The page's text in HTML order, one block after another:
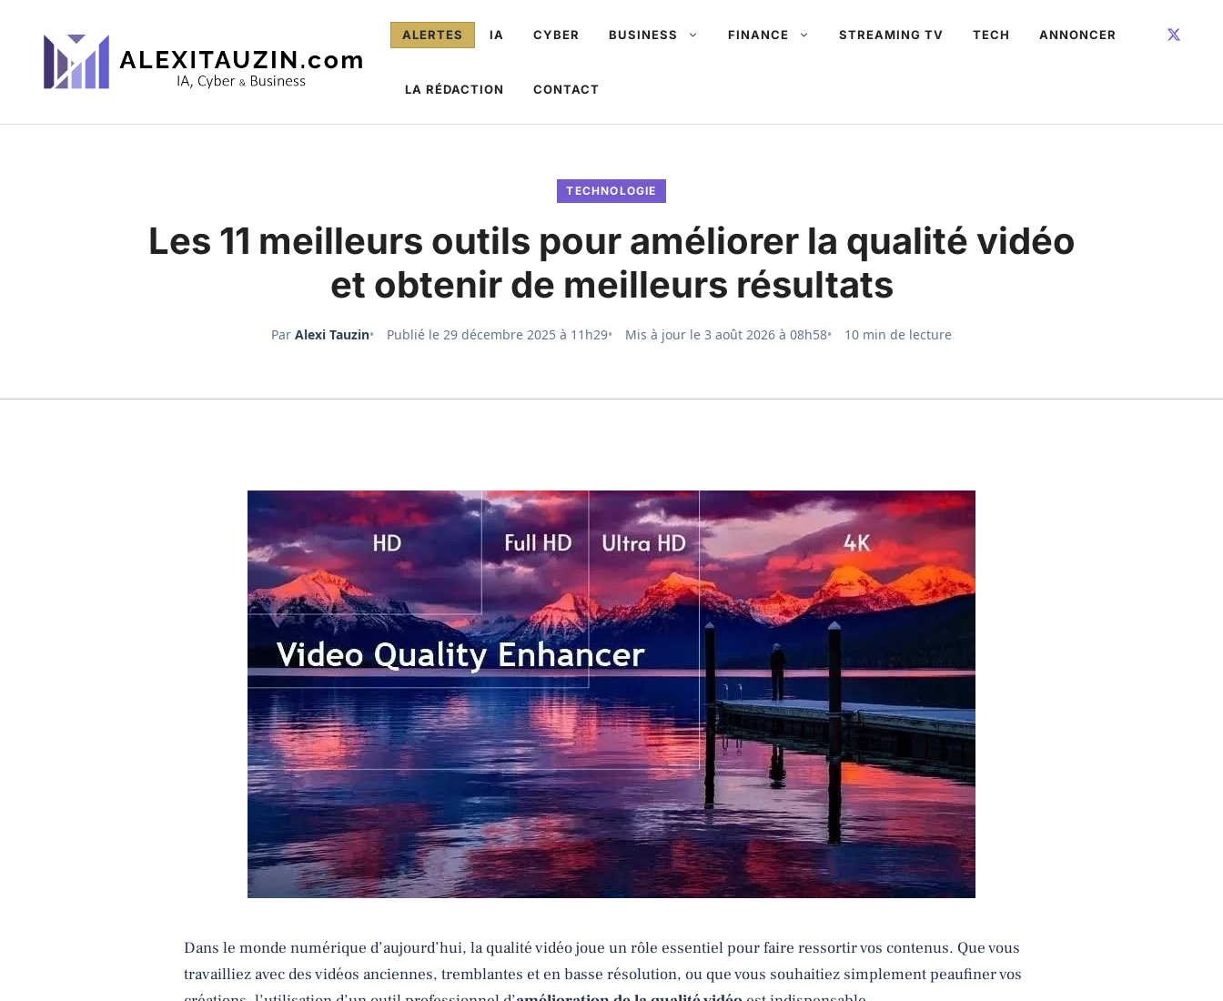
contenu
ALERTES IA CYBER BUSINESS FINANCE STREAMING TV TECH ANNONCER
LA RÉDACTION CONTACT
TECHNOLOGIE
Les 11 meilleurs outils pour améliorer la qualité vidéo
et obtenir de meilleurs résultats
Par Alexi Tauzin Publié le 29 décembre 2025 à 11h29 Mis à jour le 3 août 2026 à 08h58 10 min de lecture
Dans le monde numérique d’aujourd’hui, la qualité vidéo joue un rôle essentiel pour faire ressortir vos contenus. Que vous
travailliez avec des vidéos anciennes, tremblantes et en basse résolution, ou que vous souhaitiez simplement peaufiner vos